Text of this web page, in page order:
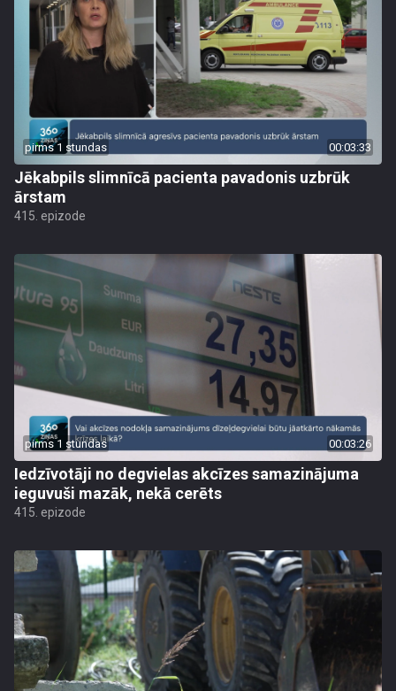
pirms 1 stundas 00:03:33
Jēkabpils slimnīcā pacienta pavadonis uzbrūk
ārstam
415. epizode
pirms 1 stundas 00:03:26
Iedzīvotāji no degvielas akcīzes samazinājuma
ieguvuši mazāk, nekā cerēts
415. epizode